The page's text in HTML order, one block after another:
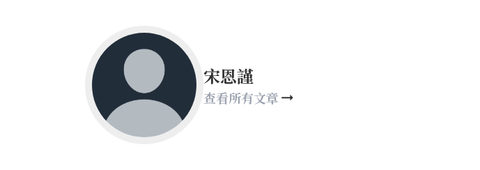
宋恩謹
查看所有文章